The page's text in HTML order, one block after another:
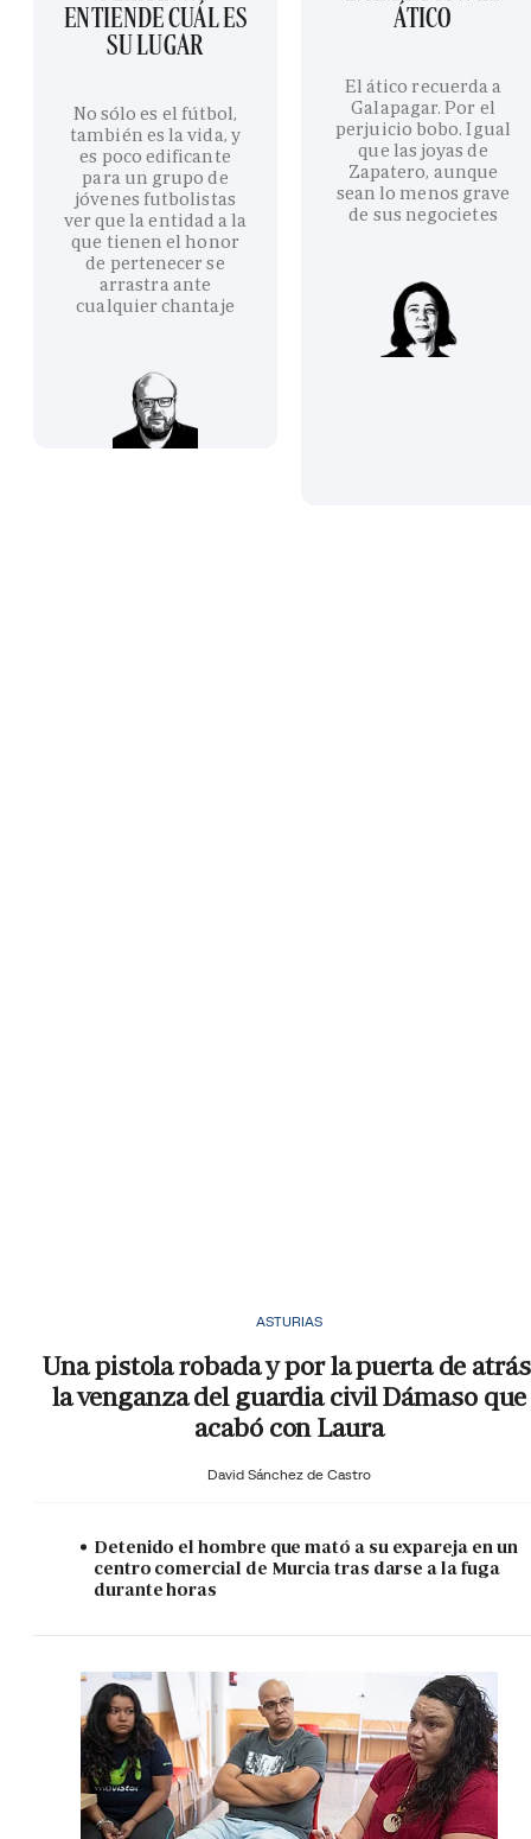
ENTIENDE CUÁL ES
SU LUGAR
No sólo es el fútbol,
también es la vida, y
es poco edificante
para un grupo de
jóvenes futbolistas
ver que la entidad a la
que tienen el honor
de pertenecer se
arrastra ante
cualquier chantaje
ÁTICO
El ático recuerda a
Galapagar. Por el
perjuicio bobo. Igual
que las joyas de
Zapatero, aunque
sean lo menos grave
de sus negocietes
ASTURIAS
Una pistola robada y por la puerta de
la venganza del guardia civil Dámaso que
acabó con Laura
David Sánchez de Castro
Detenido el hombre que mató a su expareja en un
centro comercial de Murcia tras darse a la fuga
durante horas